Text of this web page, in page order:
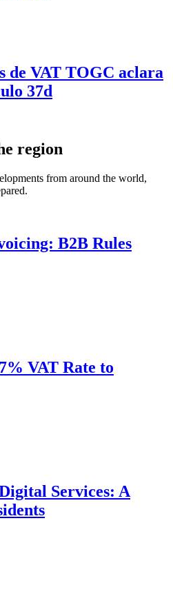
de VAT TOGC aclara
37d
region
from around the world,
B2B Rules
VAT Rate to
Services: A